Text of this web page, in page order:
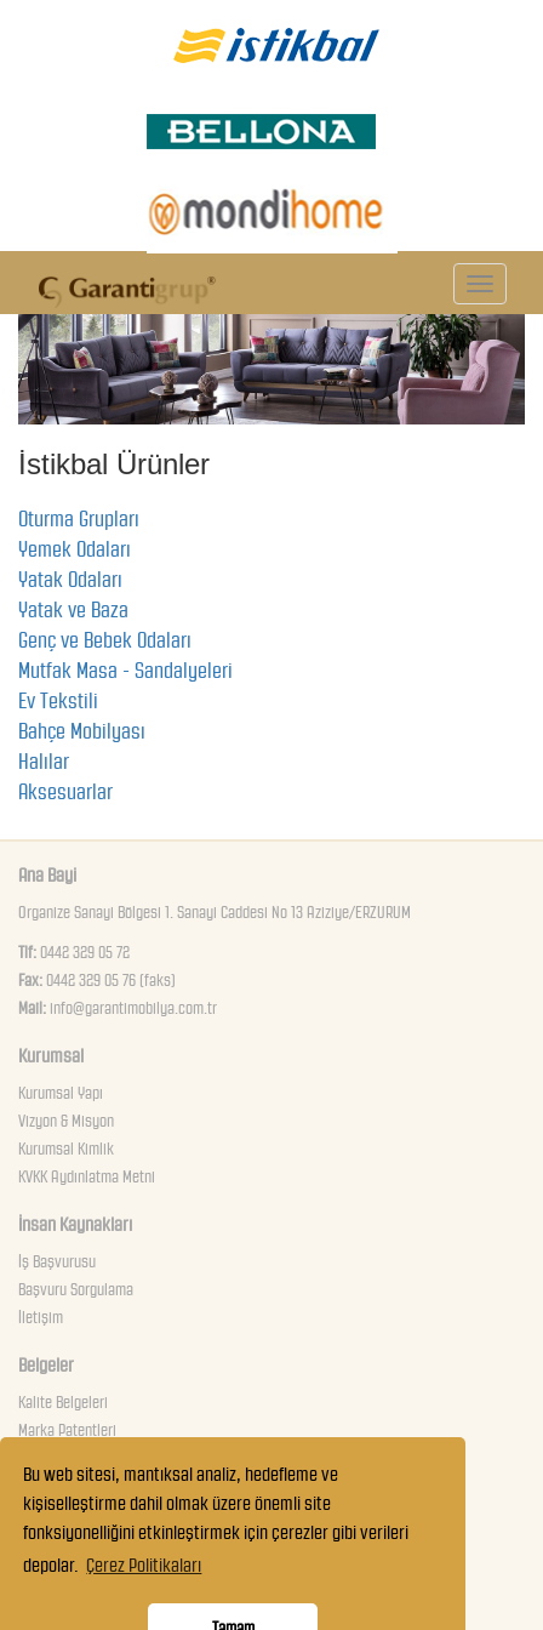
Bu web sitesi, mantıksal analiz, hedefleme ve
kişiselleştirme dahil olmak üzere önemli site
fonksiyonelliğini etkinleştirmek için çerezler gibi verileri
depolar. Çerez Politikaları
Toggle
navigation
İstikbal Ürünler
Oturma Grupları
Yemek Odaları
Yatak Odaları
Yatak ve Baza
Genç ve Bebek Odaları
Mutfak Masa - Sandalyeleri
Ev Tekstili
Bahçe Mobilyası
Halılar
Aksesuarlar
Ana Bayi
Organize Sanayi Bölgesi 1. Sanayi Caddesi No 13 Aziziye/ERZURUM
Tlf: 0442 329 05 72
Fax: 0442 329 05 76 (faks)
Mail: info@garantimobilya.com.tr
Kurumsal
Kurumsal Yapı
Vizyon & Misyon
Kurumsal Kimlik
KVKK Aydınlatma Metni
İnsan Kaynakları
İş Başvurusu
Başvuru Sorgulama
İletişim
Belgeler
Kalite Belgeleri
Marka Patentleri
Teknik Servis
İletişim
Çalışma Prensibi